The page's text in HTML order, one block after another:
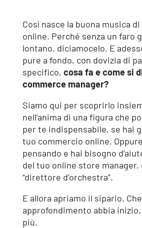
Così nasce la buona musica
online. Perché senza un faro
lontano, diciamocelo. E
pure a fondo, con dovizia di
specifico, cosa fa e come si
commerce manager?
Siamo qui per scoprirlo
nell’anima di una figura che
per te indispensabile, se hai
tuo commercio online.
pensando e hai bisogno
del tuo online store manager,
“direttore d’orchestra”.
E allora apriamo il sipario.
approfondimento abbia
più.